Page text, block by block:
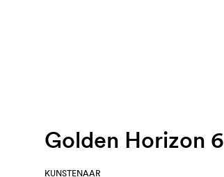
Golden Horizon 6
KUNSTENAAR